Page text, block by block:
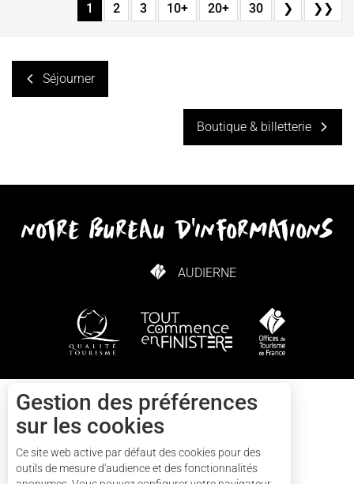
1 2 3 10+ 20+ 30 ❯ ❯❯
Séjourner
Boutique & billetterie
notre bureau d'informations
AUDIERNE
COMMENT VENIR ?
Contact
+33(0)2 57 56 03 13
Gestion des préférences
sur les cookies
Ce site web active par défaut des cookies pour des
outils de mesure d'audience et des fonctionnalités